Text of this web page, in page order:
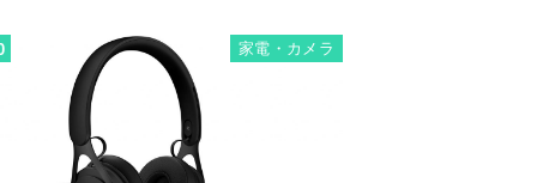
家電・カメラ